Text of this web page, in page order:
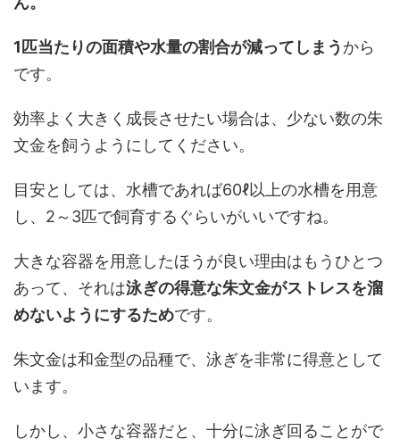
1匹当たりの面積や水量の割合が減ってしまう から
です。
効率よく大きく成長させたい場合は、少ない数の朱
文金を飼うようにしてください。
目安としては、水槽であれば60ℓ以上の水槽を用意
し、2～3匹で飼育するぐらいがいいですね。
大きな容器を用意したほうが良い理由はもうひとつ
あって、それは泳ぎの得意な朱文金がストレスを溜
めないようにするためです。
朱文金は和金型の品種で、泳ぎを非常に得意として
います。
しかし、小さな容器だと、十分に泳ぎ回ることがで